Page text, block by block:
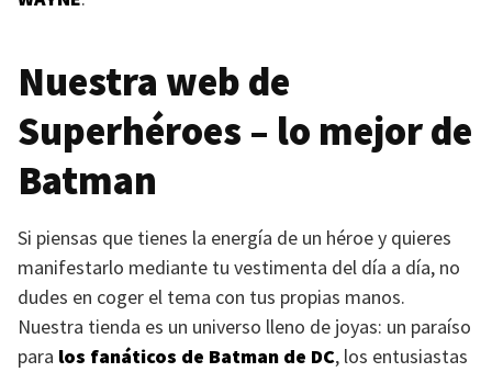
Nuestra web de
Superhéroes – lo mejor de
Batman
Si piensas que tienes la energía de un héroe y quieres
manifestarlo mediante tu vestimenta del día a día, no
dudes en coger el tema con tus propias manos.
Nuestra tienda es un universo lleno de joyas: un paraíso
para los fanáticos de Batman de DC, los entusiastas